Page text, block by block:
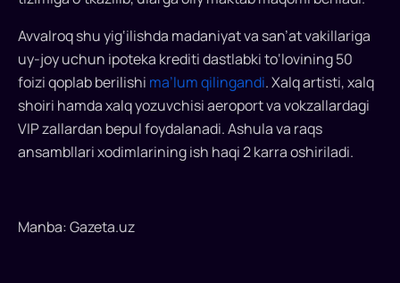
Avvalroq shu yig‘ilishda madaniyat va san’at vakillariga
uy-joy uchun ipoteka krediti dastlabki to‘lovining 50
foizi qoplab berilishi ma’lum qilingandi. Xalq artisti, xalq
shoiri hamda xalq yozuvchisi aeroport va vokzallardagi
VIP zallardan bepul foydalanadi. Ashula va raqs
ansambllari xodimlarining ish haqi 2 karra oshiriladi.
Manba: Gazeta.uz